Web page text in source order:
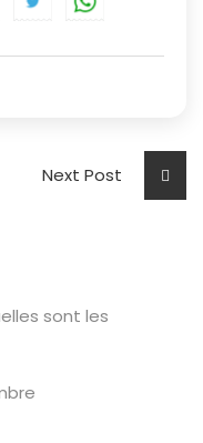
Next Post
sont les